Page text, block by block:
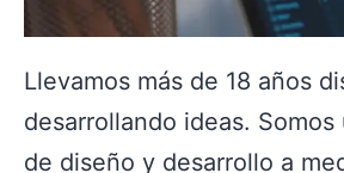
Llevamos más de 18 años
desarrollando ideas. Somos
de diseño y desarrollo a